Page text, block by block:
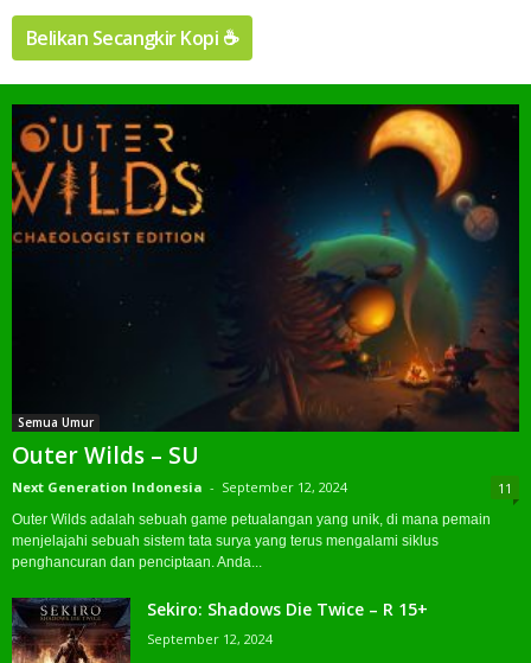
Belikan Secangkir Kopi ☕️
Semua Umur
Outer Wilds – SU
Next Generation Indonesia - September 12, 2024 11
Outer Wilds adalah sebuah game petualangan yang unik, di mana pemain
menjelajahi sebuah sistem tata surya yang terus mengalami siklus
penghancuran dan penciptaan. Anda...
Sekiro: Shadows Die Twice – R 15+
September 12, 2024